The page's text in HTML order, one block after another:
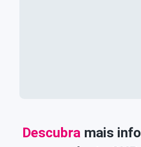
Descubra mais